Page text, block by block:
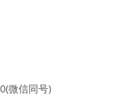
微信同号)